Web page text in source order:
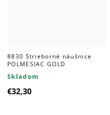
8830 Strieborné náušnice
POLMESIAC GOLD
Skladom
€32,30